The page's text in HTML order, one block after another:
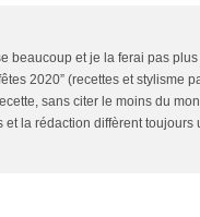
beaucoup et je la ferai pas
2020” (recettes et stylisme
sans citer le moins du
la rédaction diffèrent toujours